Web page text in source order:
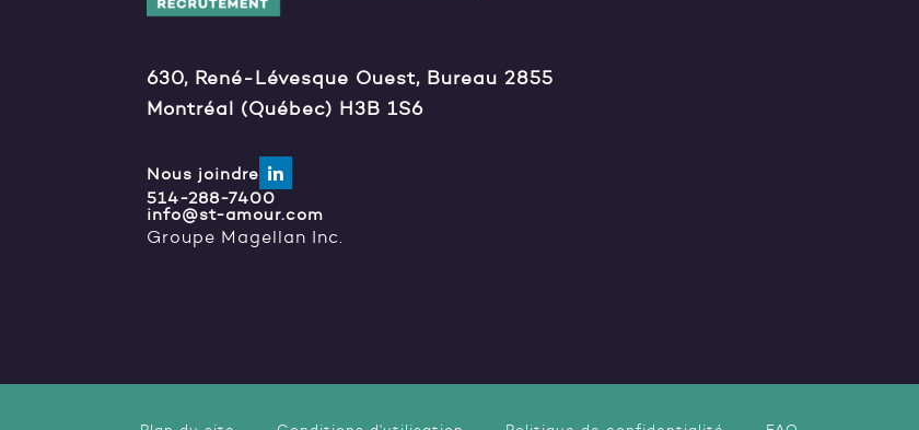
630, René-Lévesque Ouest, Bureau 2855
Montréal (Québec) H3B 1S6
Nous joindre
514-288-7400
info@st-amour.com
Groupe Magellan Inc.